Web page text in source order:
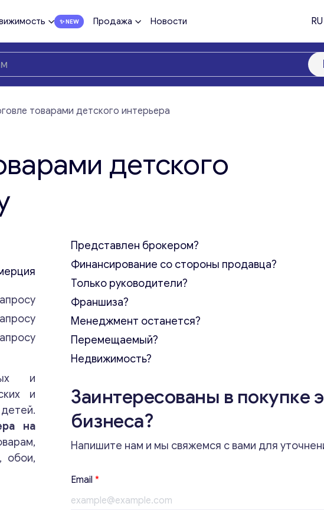
Продажа Новости RU
товарами детского интерьера
детского
и
и
на
обои,
Представлен брокером?
Финансирование со стороны продавца?
Только руководители?
Франшиза?
Менеджмент останется?
Перемещаемый?
Недвижимость?
Заинтересованы в покупке
бизнеса?
Напишите нам и мы свяжемся с вами для
Email *